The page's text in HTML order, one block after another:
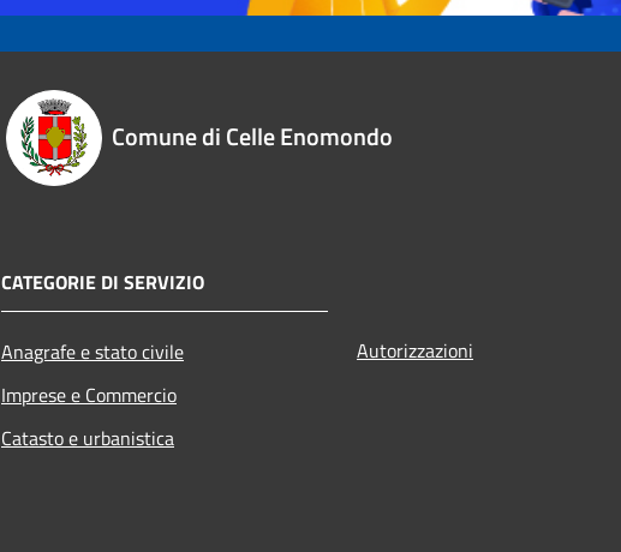
Comune di Celle Enomondo
CATEGORIE DI SERVIZIO
Anagrafe e stato civile
Imprese e Commercio
Catasto e urbanistica
Autorizzazioni